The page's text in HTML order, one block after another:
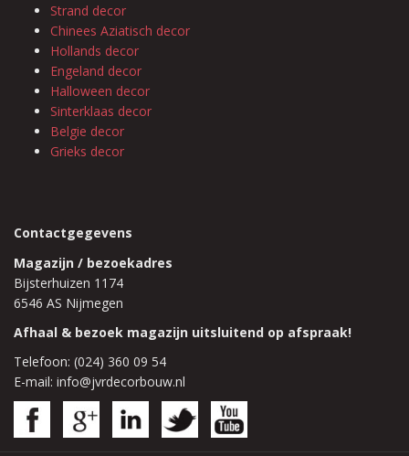
Strand decor
Chinees Aziatisch decor
Hollands decor
Engeland decor
Halloween decor
Sinterklaas decor
Belgie decor
Grieks decor
Contactgegevens
Magazijn / bezoekadres
Bijsterhuizen 1174
6546 AS Nijmegen
Afhaal & bezoek magazijn uitsluitend op afspraak!
Telefoon: (024) 360 09 54
E-mail: info@jvrdecorbouw.nl